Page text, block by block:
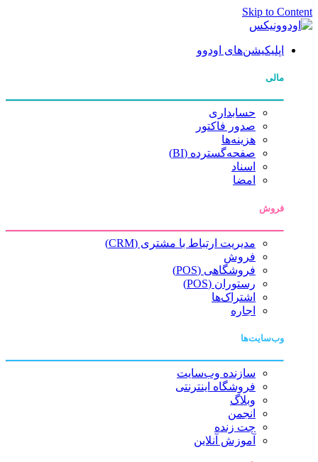
Skip to Content
اپلیکیشن‌های اودوو
مالی
حسابداری
صدور فاکتور
هزینه‌ها
صفحه‌گسترده (BI)
اسناد
امضا
فروش
مدیریت ارتباط با مشتری (CRM)
فروش
فروشگاهی (POS)
رستوران (POS)
اشتراک‌ها
اجاره
وب‌سایت‌ها
سازنده وب‌سایت
فروشگاه اینترنتی
وبلاگ
انجمن
چت زنده
آموزش آنلاین